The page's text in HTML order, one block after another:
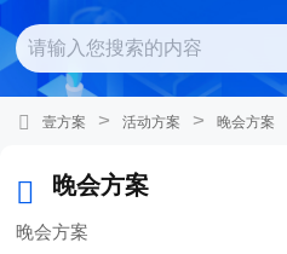
壹方案 > 活动方案 > 晚会方案
晚会方案
晚会方案